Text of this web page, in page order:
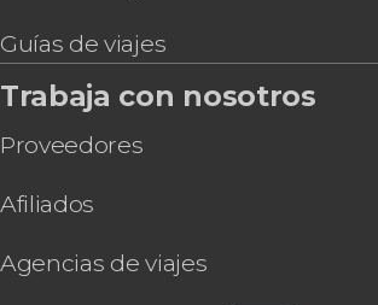
Guías de viajes
Trabaja con nosotros
Proveedores
Afiliados
Agencias de viajes